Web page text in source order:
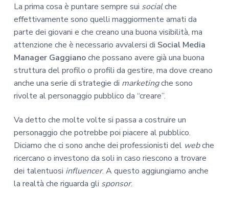
La prima cosa è puntare sempre sui socialche
effettivamente sono quelli maggiormente amati da
parte dei giovani e che creano una buona visibilità, ma
attenzione che è necessario avvalersi di Social Media
Manager Gaggianoche possano avere già una buona
struttura del profilo o profili da gestire, ma dove creano
anche una serie di strategie di marketingche sono
rivolte al personaggio pubblico da “creare”.
Va detto che molte volte si passa a costruire un
personaggio che potrebbe poi piacere al pubblico.
Diciamo che ci sono anche dei professionisti del webche
ricercano o investono da soli in caso riescono a trovare
dei talentuosi influencer. A questo aggiungiamo anche
la realtà che riguarda gli sponsor.